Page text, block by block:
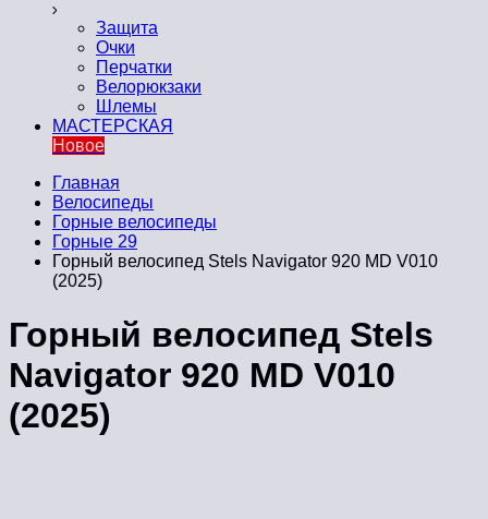
Защита
Очки
Перчатки
Велорюкзаки
Шлемы
МАСТЕРСКАЯ
Новое
Главная
Велосипеды
Горные велосипеды
Горные 29
Горный велосипед Stels Navigator 920 MD V010
(2025)
Горный велосипед Stels
Navigator 920 MD V010
(2025)